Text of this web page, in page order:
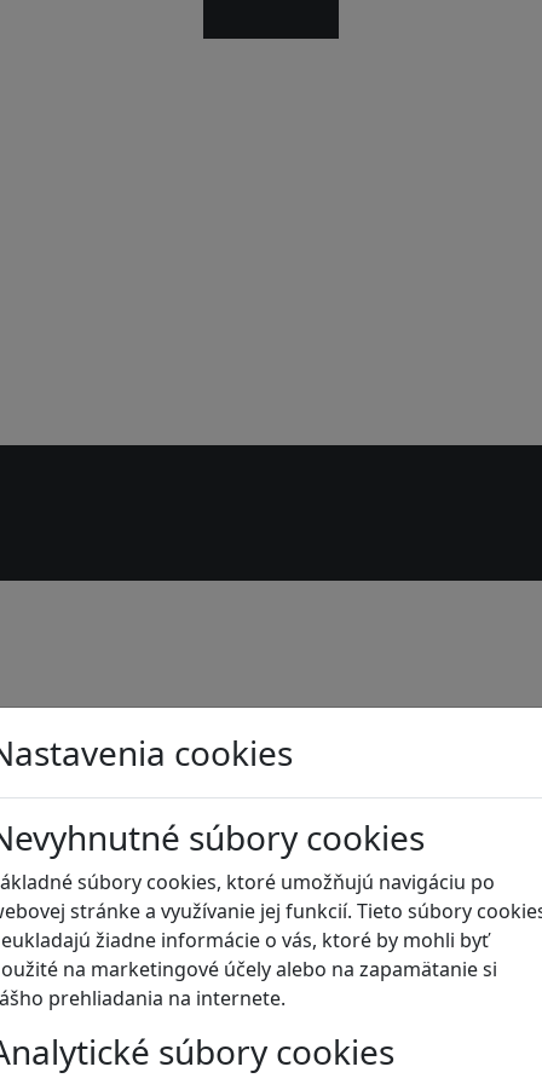
cookies
súbory cookies
súbory cookies, ktoré umožňujú navigáciu po
stránke a využívanie jej funkcií. Tieto súbory
žiadne informácie o vás, ktoré by mohli byť
na marketingové účely alebo na zapamätanie si
prehliadania na internete.
súbory cookies